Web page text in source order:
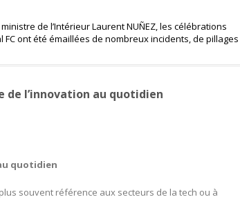
de l’Intérieur Laurent NUÑEZ, les célébrations
ont été émaillées de nombreux incidents, de
de l’innovation au quotidien
quotidien
souvent référence aux secteurs de la tech ou à